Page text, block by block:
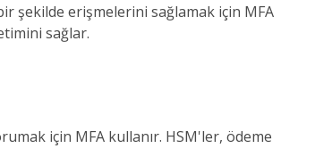
şekilde erişmelerini sağlamak için MFA
sağlar.
için MFA kullanır. HSM'ler, ödeme